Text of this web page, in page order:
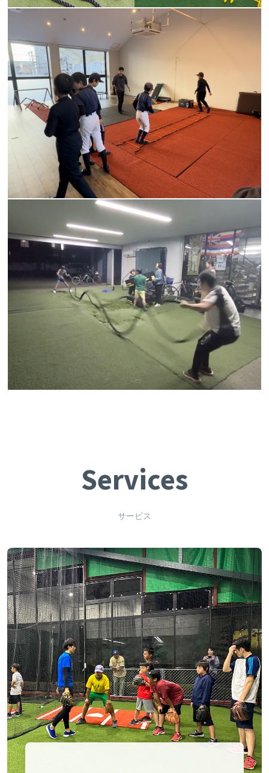
Services
サービス